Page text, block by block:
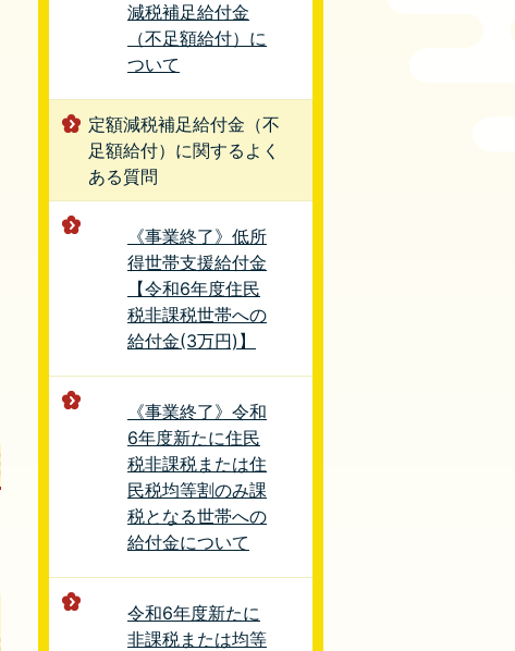
減税補足給付金
（不足額給付）に
ついて
定額減税補足給付金（不
足額給付）に関するよく
ある質問
《事業終了》低所
得世帯支援給付金
【令和6年度住民
税非課税世帯への
給付金(3万円)】
《事業終了》令和
6年度新たに住民
税非課税または住
民税均等割のみ課
税となる世帯への
給付金について
令和6年度新たに
非課税または均等